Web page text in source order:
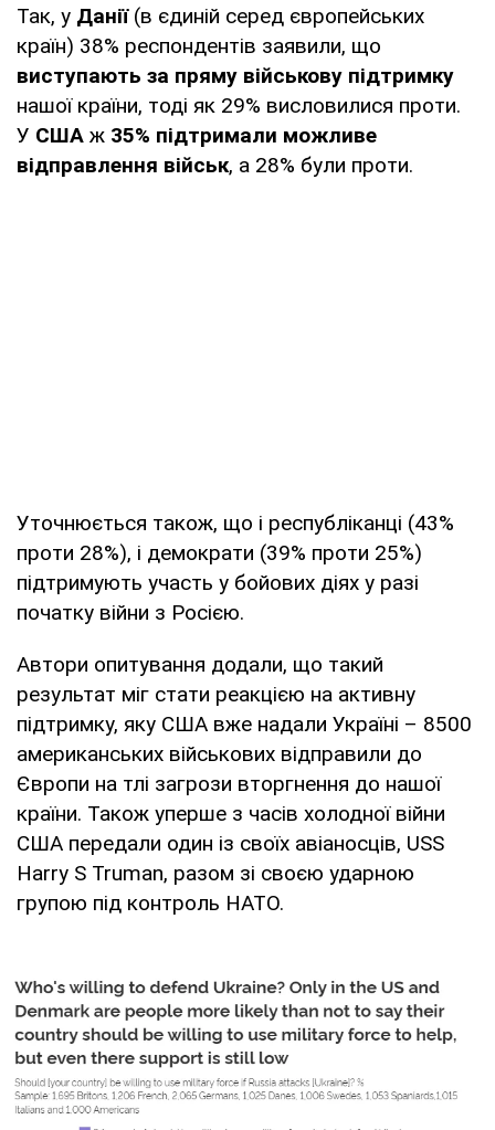
Так, у Данії(в єдиній серед європейських
країн) 38% респондентів заявили, що
виступають за пряму військову підтримку
нашої країни, тоді як 29% висловилися проти.
У США ж 35% підтримали можливе
відправлення військ, а 28% були проти.
Уточнюється також, що і республіканці (43%
проти 28%), і демократи (39% проти 25%)
підтримують участь у бойових діях у разі
початку війни з Росією.
Автори опитування додали, що такий
результат міг стати реакцією на активну
підтримку, яку США вже надали Україні – 8500
американських військових відправили до
Європи на тлі загрози вторгнення до нашої
країни. Також уперше з часів холодної війни
США передали один із своїх авіаносців, USS
Harry S Truman, разом зі своєю ударною
групою під контроль НАТО.